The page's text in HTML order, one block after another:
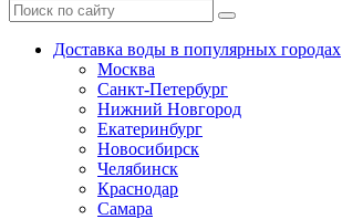
Доставка воды в популярных городах
Москва
Санкт-Петербург
Нижний Новгород
Екатеринбург
Новосибирск
Челябинск
Краснодар
Самара